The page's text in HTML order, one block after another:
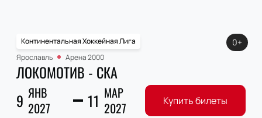
Континентальная Хоккейная Лига
Ярославль
Арена 2000
ЛОКОМОТИВ - СКА
9 ЯНВ
2027
11 МАР
2027
0+
Купить билеты